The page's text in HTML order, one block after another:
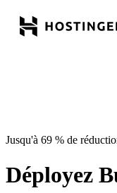
Jusqu'à 69 % de
Déployez